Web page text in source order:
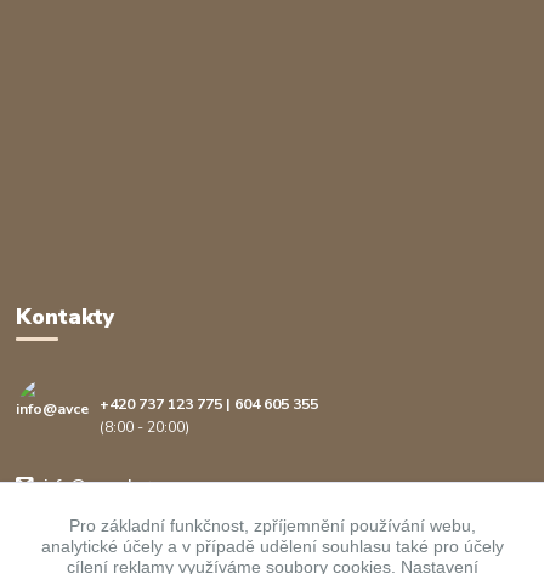
Kontakty
+420 737 123 775 | 604 605 355
(8:00 - 20:00)
info@avcenter.cz
Pro základní funkčnost, zpříjemnění používání webu,
analytické účely a v případě udělení souhlasu také pro účely
cílení reklamy využíváme soubory cookies. Nastavení